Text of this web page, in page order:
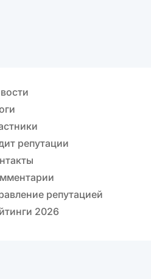
репутации
репутацией
2026